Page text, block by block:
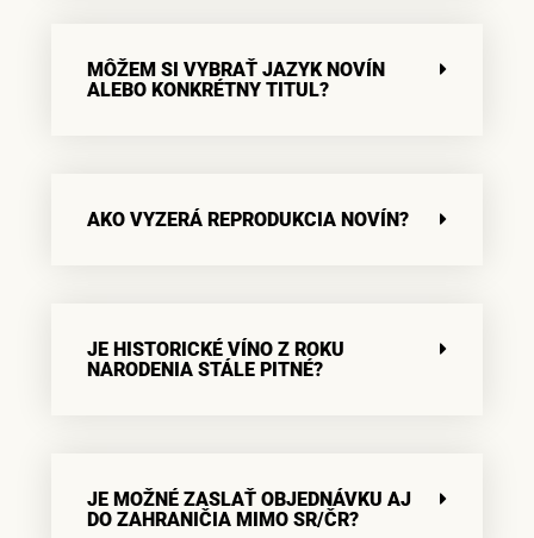
MÔŽEM SI VYBRAŤ JAZYK NOVÍN
ALEBO KONKRÉTNY TITUL?
AKO VYZERÁ REPRODUKCIA NOVÍN?
JE HISTORICKÉ VÍNO Z ROKU
NARODENIA STÁLE PITNÉ?
JE MOŽNÉ ZASLAŤ OBJEDNÁVKU AJ
DO ZAHRANIČIA MIMO SR/ČR?